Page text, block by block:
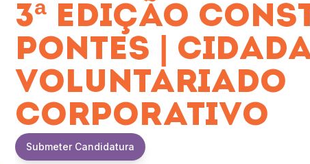
3ª EDIÇÃO
PONTES |
VOLUNTARIADO
CORPORATIVO
Submeter Candidatura